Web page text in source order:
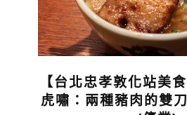
【台北忠孝敦化站美
虎嘯：兩種豬肉的雙